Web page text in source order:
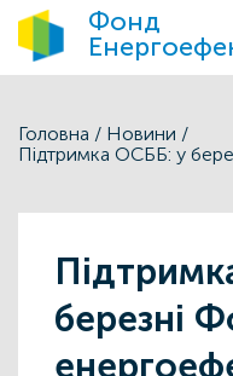
Фонд
Головна / Новини /
березні